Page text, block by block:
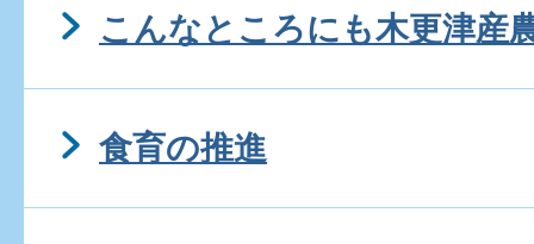
こんなところにも木更津産
食育の推進